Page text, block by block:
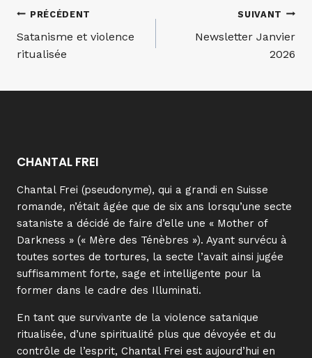
Navigation
de
PRÉCÉDENT
Satanisme et violence
ritualisée
SUIVANT
Newsletter Janvier
2026
CHANTAL FREI
Chantal Frei (pseudonyme), qui a grandi en Suisse
romande, n’était âgée que de six ans lorsqu’une secte
sataniste a décidé de faire d’elle une « Mother of
Darkness » (« Mère des Ténèbres »). Ayant survécu à
toutes sortes de tortures, la secte l’avait ainsi jugée
suffisamment forte, sage et intelligente pour la
former dans le cadre des Illuminati.
En tant que survivante de la violence satanique
ritualisée, d’une spiritualité plus que dévoyée et du
contrôle de l’esprit, Chantal Frei est aujourd’hui en